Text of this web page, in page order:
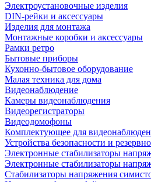
Электроустановочные изделия
DIN-рейки и аксессуары
Изделия для монтажа
Монтажные коробки и аксессуары
Рамки ретро
Бытовые приборы
Кухонно-бытовое оборудование
Малая техника для дома
Видеонаблюдение
Камеры видеонаблюдения
Видеорегистраторы
Видеодомофоны
Комплектующее для
Устройства безопасности и
Электронные стабилизаторы
Электронные стабилизаторы
Стабилизаторы напряжения